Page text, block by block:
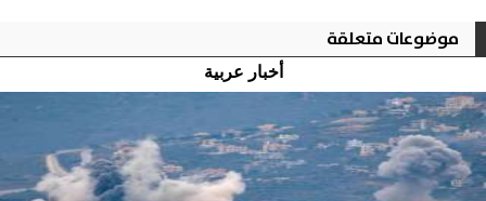
موضوعات متعلقة
أخبار عربية